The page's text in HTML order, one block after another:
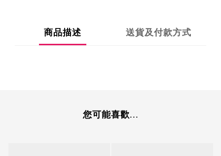
商品描述 送貨及付款方式
您可能喜歡...